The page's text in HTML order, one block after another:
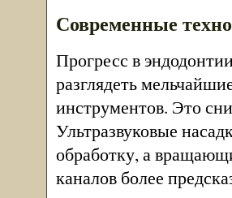
Современные
Прогресс в
разглядеть
инструментов. Это
Ультразвуковые
обработку, а
каналов более